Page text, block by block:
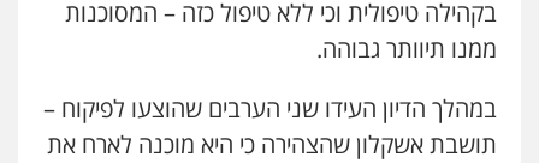
שני אלגרבלי – משרד עורכי דין
0507120031
בקהילה טיפולית וכי ללא טיפול כזה – המסוכנות
ממנו תיוותר גבוהה.
במהלך הדיון העידו שני הערבים שהוצעו לפיקוח –
תושבת אשקלון שהצהירה כי היא מוכנה לארח את